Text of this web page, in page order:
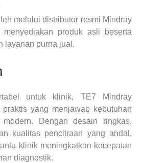
melalui distributor resmi Mindray
produk asli beserta
layanan purna jual.
untuk klinik, TE7 Mindray
yang menjawab kebutuhan
Dengan desain ringkas,
kualitas pencitraan yang andal,
klinik meningkatkan kecepatan
diagnostik.